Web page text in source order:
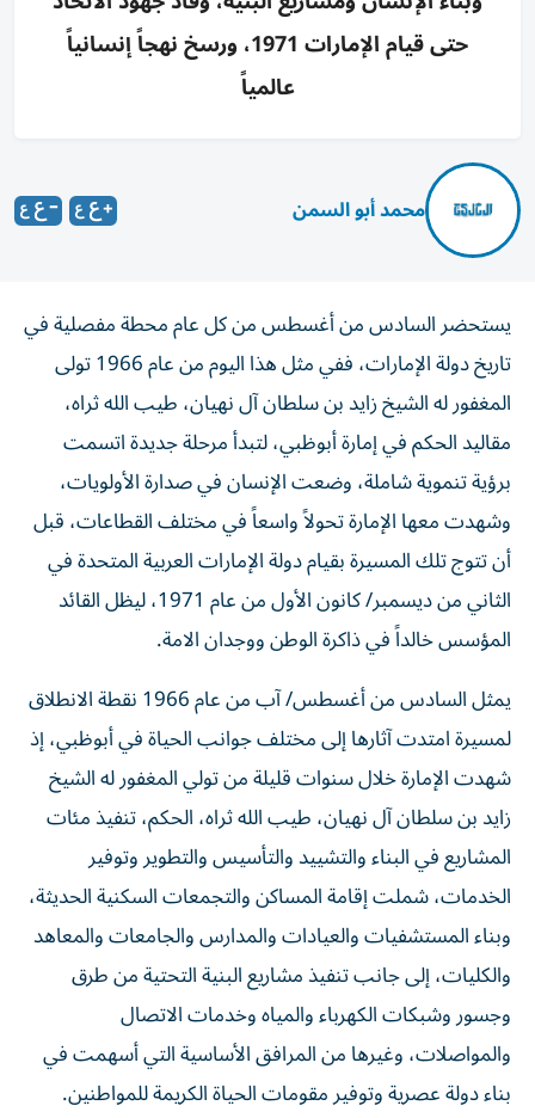
حتى قيام الإمارات 1971، ورسخ نهجاً إنسانياً
عالمياً
محمد أبو السمن
يستحضر السادس من أغسطس من كل عام محطة مفصلية في
تاريخ دولة الإمارات، ففي مثل هذا اليوم من عام 1966 تولى
المغفور له الشيخ زايد بن سلطان آل نهيان، طيب الله ثراه،
مقاليد الحكم في إمارة أبوظبي، لتبدأ مرحلة جديدة اتسمت
برؤية تنموية شاملة، وضعت الإنسان في صدارة الأولويات،
وشهدت معها الإمارة تحولاً واسعاً في مختلف القطاعات، قبل
أن تتوج تلك المسيرة بقيام دولة الإمارات العربية المتحدة في
الثاني من ديسمبر/ كانون الأول من عام 1971، ليظل القائد
المؤسس خالداً في ذاكرة الوطن ووجدان الامة.
يمثل السادس من أغسطس/ آب من عام 1966 نقطة الانطلاق
لمسيرة امتدت آثارها إلى مختلف جوانب الحياة في أبوظبي، إذ
شهدت الإمارة خلال سنوات قليلة من تولي المغفور له الشيخ
زايد بن سلطان آل نهيان، طيب الله ثراه، الحكم، تنفيذ مئات
المشاريع في البناء والتشييد والتأسيس والتطوير وتوفير
الخدمات، شملت إقامة المساكن والتجمعات السكنية الحديثة،
وبناء المستشفيات والعيادات والمدارس والجامعات والمعاهد
والكليات، إلى جانب تنفيذ مشاريع البنية التحتية من طرق
وجسور وشبكات الكهرباء والمياه وخدمات الاتصال
والمواصلات، وغيرها من المرافق الأساسية التي أسهمت في
بناء دولة عصرية وتوفير مقومات الحياة الكريمة للمواطنين.